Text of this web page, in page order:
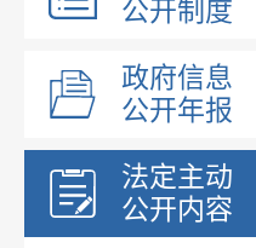
公开制度
政府信息
公开年报
法定主动
公开内容